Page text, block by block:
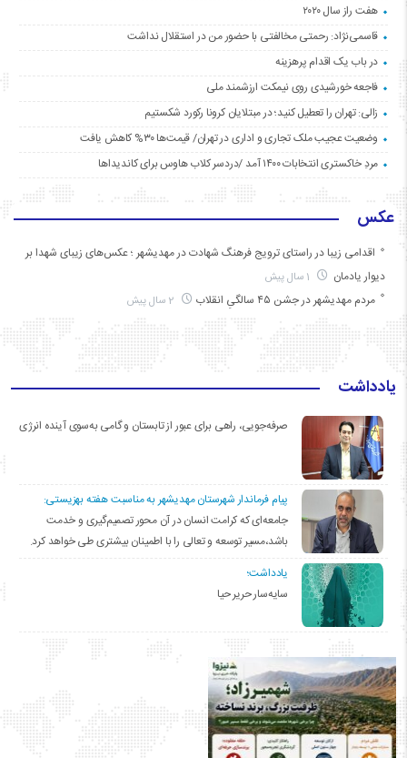
هفت راز سال ۲۰۲۰
قاسمی‌نژاد: رحمتی مخالفتی با حضور من در استقلال نداشت
در باب یک اقدام پرهزینه
فاجعه خورشیدی روی نیمکت ارزشمند ملی
زالی: تهران را تعطیل کنید؛ در مبتلایان کرونا رکورد شکستیم
وضعیت عجیب ملک تجاری و اداری در تهران/ قیمت‌ها ۳۰% کاهش یافت
مردِ خاکستری انتخابات ۱۴۰۰ آمد /دردسر کلاب هاوس برای کاندیداها
عکس
اقدامی زیبا در راستای ترویج فرهنگ شهادت در مهدیشهر ؛ عکس‌های زیبای شهدا بر
دیوار یادمان
مردم مهدیشهر در جشن ۴۵ سالگیِ انقلاب
یادداشت
صرفه‌جویی، راهی برای عبور از تابستان و گامی به‌سوی آینده انرژی
پیام فرماندار شهرستان مهدیشهر به مناسبت هفته بهزیستی:
جامعه‌ای که کرامت انسان در آن محور تصمیم‌گیری و خدمت
باشد،مسیر توسعه و تعالی را با اطمینان بیشتری طی خواهد کرد.
یادداشت؛
سایه‌سار حریر حیا